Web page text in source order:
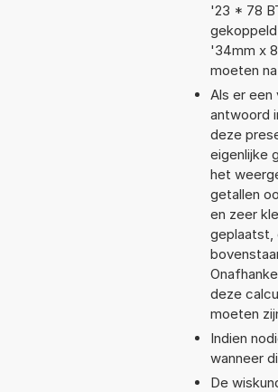
'23 * 78
'34mm x
moeten
Als er
antwoord
deze
eigenlijke
het
getallen
en zeer
geplaatst,
deze
moeten
Indien
wanneer
De